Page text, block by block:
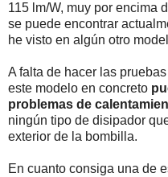
115 lm/W, muy por encima
se puede encontrar
he visto en algún otro
A falta de hacer las
este modelo en concreto
problemas de
ningún tipo de disipador
exterior de la bombilla.
En cuanto consiga una de